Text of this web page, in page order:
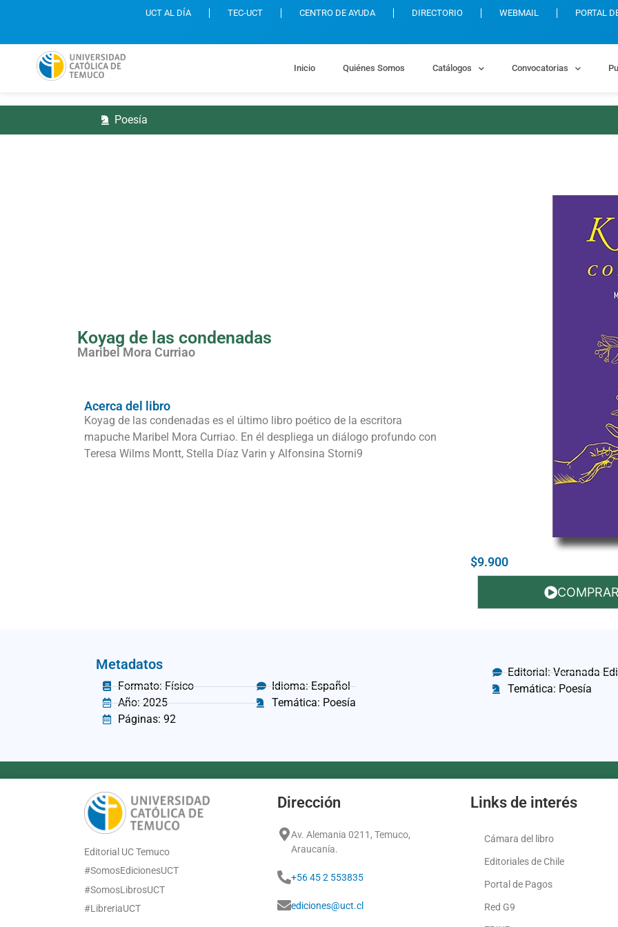
UCT AL DÍA TEC-UCT CENTRO DE AYUDA DIRECTORIO WEBMAIL PORTAL
Inicio Quiénes Somos Catálogos Convocatorias
Poesía
Koyag de las condenadas
Maribel Mora Curriao
Acerca del libro
Koyag de las condenadas es el último libro poético de la escritora
mapuche Maribel Mora Curriao. En él despliega un diálogo profundo con
Teresa Wilms Montt, Stella Díaz Varin y Alfonsina Storni9
$9.900
Metadatos
Formato: Físico
Año: 2025
Páginas: 92
Idioma: Español
Temática: Poesía
Editorial: Veranada
Temática: Poesía
Editorial UC Temuco
#SomosEdicionesUCT
#SomosLibrosUCT
#LibreriaUCT
Dirección
Av. Alemania 0211, Temuco,
Araucanía.
+56 45 2 553835
ediciones@uct.cl
Links de interés
Cámara del libro
Editoriales de Chile
Portal de Pagos
Red G9